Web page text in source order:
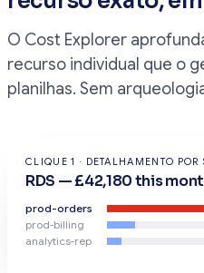
O Cost Explorer
recurso individual que o
planilhas. Sem
CLIQUE 1 · DETALHAMENTO POR
RDS — £42,180 this
prod-orders
prod-billing
analytics-rep